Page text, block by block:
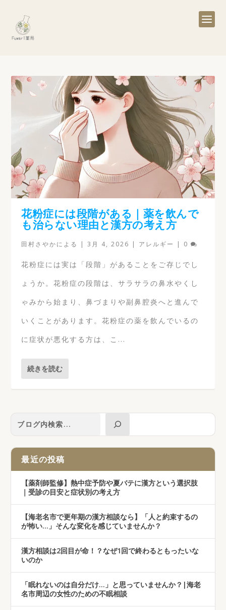
花粉症には段階がある｜薬を飲んで
も治らない理由と漢方の考え方
田村さやかによる |3月 4, 2026 | アレルギー | 0
花粉症には実は「段階」があることをご存じでし
ょうか。花粉症の段階は、サラサラの鼻水やくし
ゃみから始まり、鼻づまりや副鼻腔炎へと進んで
いくことがあります。花粉症の薬を飲んでいるの
に症状が悪化する方は、こ...
続きを読む
最近の投稿
【薬剤師監修】熱中症予防や夏バテに漢方という選択肢
｜受診の目安と症状別の考え方
【海老名市で更年期の漢方相談なら】「人と約束するの
が怖い…」そんな変化を感じていませんか？
漢方相談は2回目が命！？なぜ1回で終わるともったいな
いのか
「眠れないのは自分だけ…」と思っていませんか？|海老
名市周辺の女性のための不眠相談